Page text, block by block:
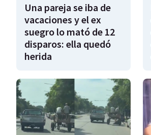
Una pareja se iba de
vacaciones y el ex
suegro lo mató de 12
disparos: ella quedó
herida